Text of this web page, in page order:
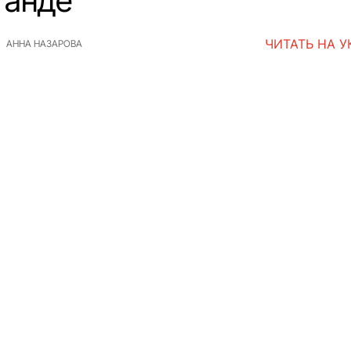
АННА НАЗАРОВА ЧИТАТЬ НА